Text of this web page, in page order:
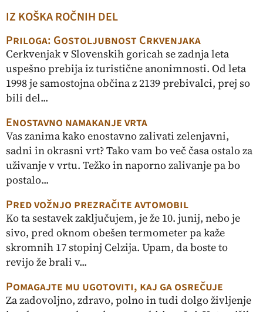
IZ KOŠKA ROČNIH DEL
Priloga: Gostoljubnost Crkvenjaka
Cerkvenjak v Slovenskih goricah se zadnja leta
uspešno prebija iz turistične anonimnosti. Od leta
1998 je samostojna občina z 2139 prebivalci, prej so
bili del...
Enostavno namakanje vrta
Vas zanima kako enostavno zalivati zelenjavni,
sadni in okrasni vrt? Tako vam bo več časa ostalo za
uživanje v vrtu. Težko in naporno zalivanje pa bo
postalo...
Pred vožnjo prezračite avtomobil
Ko ta sestavek zaključujem, je že 10. junij, nebo je
sivo, pred oknom obešen termometer pa kaže
skromnih 17 stopinj Celzija. Upam, da boste to
revijo že brali v...
Pomagajte mu ugotoviti, kaj ga osrečuje
Za zadovoljno, zdravo, polno in tudi dolgo življenje